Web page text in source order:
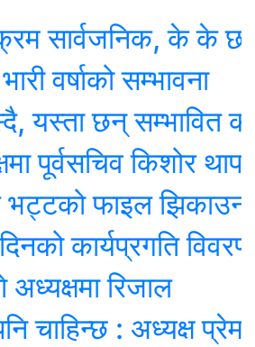
के के छन्
सम्भावना
छन् सम्भावित
किशोर थापा
फाइल झिकाउन
कार्यप्रगति विवरण
रिजाल
: अध्यक्ष प्रेम श्रेष्ठ